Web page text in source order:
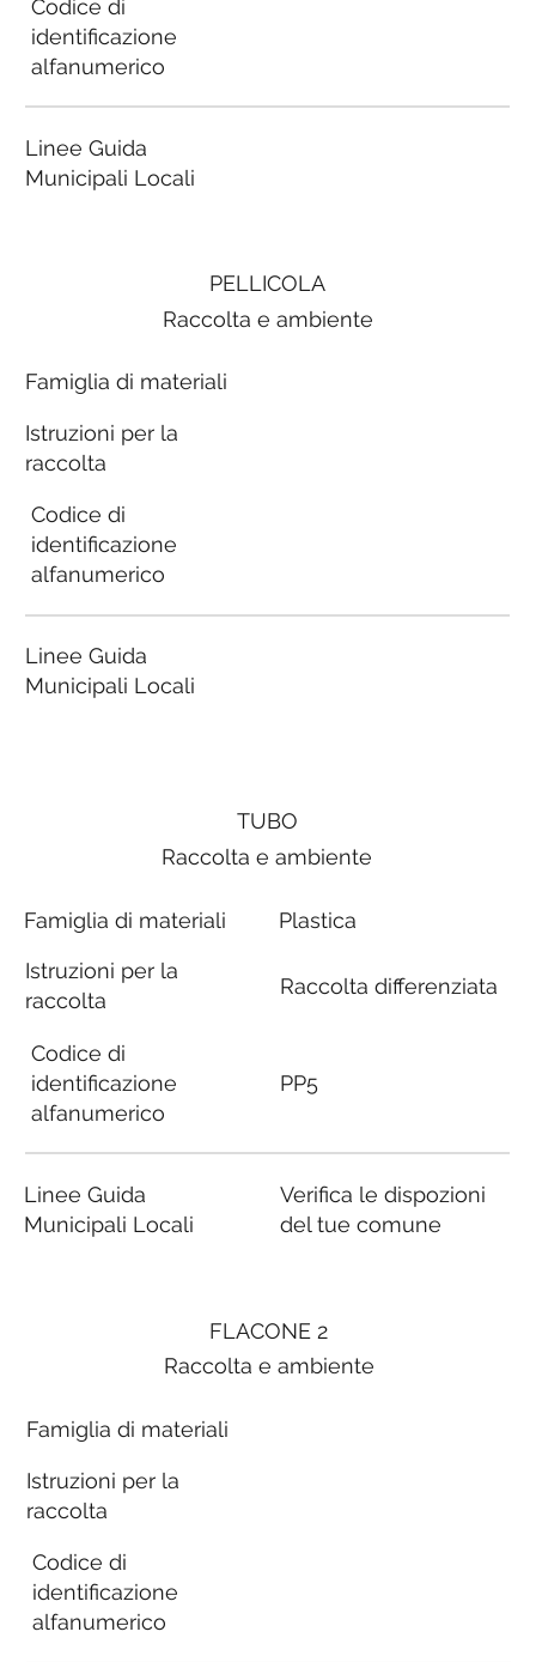
PELLICOLA
Raccolta e ambiente
Famiglia di materiali
Istruzioni per la
raccolta
Codice di
identificazione
alfanumerico
Linee Guida
Municipali Locali
FLACONE 2
Raccolta e ambiente
Famiglia di materiali
Istruzioni per la
raccolta
Codice di
identificazione
alfanumerico
Codice di
identificazione
alfanumerico
Linee Guida
Municipali Locali
TUBO
Raccolta e ambiente
Famiglia di materiali
Istruzioni per la
raccolta
Codice di
identificazione
alfanumerico
Linee Guida
Municipali Locali
Plastica
Raccolta differenziata
PP5
Verifica le dispozioni
del tue comune